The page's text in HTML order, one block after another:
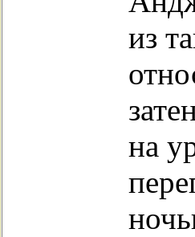
из
на